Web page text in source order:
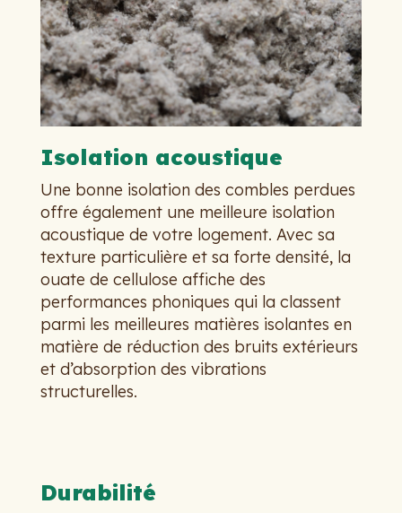
Isolation acoustique
Une bonne isolation des combles perdues
offre également une meilleure isolation
acoustique de votre logement. Avec sa
texture particulière et sa forte densité, la
ouate de cellulose affiche des
performances phoniques qui la classent
parmi les meilleures matières isolantes en
matière de réduction des bruits extérieurs
et d’absorption des vibrations
structurelles.
Durabilité